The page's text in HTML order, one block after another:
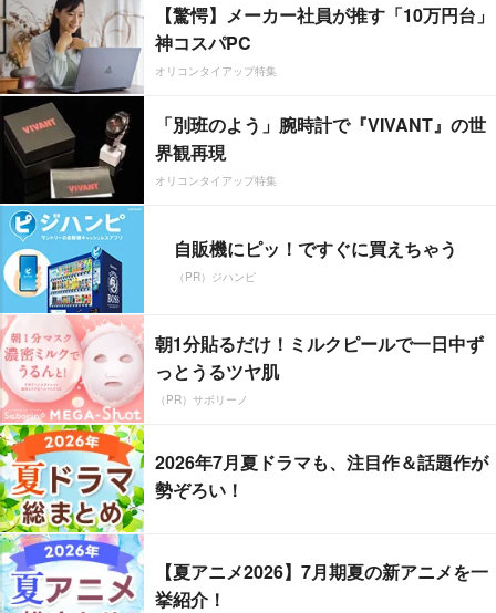
【驚愕】メーカー社員が推す「10万円台」
神コスパPC
オリコンタイアップ特集
「別班のよう」腕時計で『VIVANT』の世
界観再現
オリコンタイアップ特集
自販機にピッ！ですぐに買えちゃう
（PR）ジハンピ
朝1分貼るだけ！ミルクピールで一日中ず
っとうるツヤ肌
（PR）サボリーノ
2026年7月夏ドラマも、注目作＆話題作が
勢ぞろい！
【夏アニメ2026】7月期夏の新アニメを一
挙紹介！